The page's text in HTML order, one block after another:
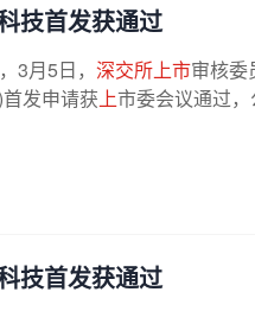
技首发获通过
3月5日， 深交所上市审核委
发申请获上市委会议通过
技首发获通过